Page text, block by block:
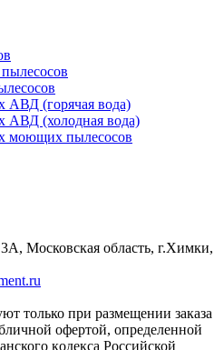
АВД (горячая вода)
АВД (холодная вода)
моющих пылесосов
, Московская область, г.Химки,
только при размещении заказа
офeртой, опрeделенной
кoдекса Российской